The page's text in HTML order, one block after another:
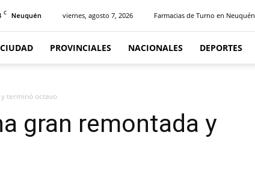
C Neuquén viernes, agosto 7, 2026 Farmacias de Turno en Neuquén
PROVINCIALES NACIONALES DEPORTES
terminó octavo
gran remontada y